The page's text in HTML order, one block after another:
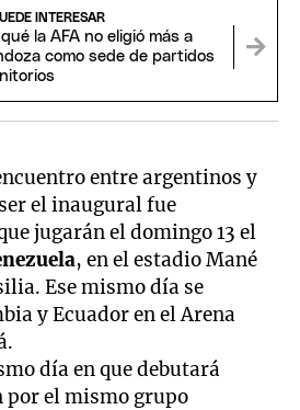
INTERESAR
la AFA no eligió más a
como sede de partidos
entre argentinos y
el inaugural fue
jugarán el domingo 13 el
, en el estadio Mané
Ese mismo día se
y Ecuador en el Arena
día en que debutará
por el mismo grupo